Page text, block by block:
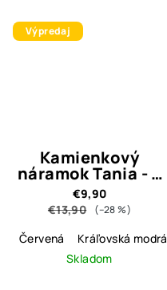
Výpredaj
Kamienkový
náramok Tania - 4
farebné varianty
€9,90
€13,90
(–28 %)
Červená
Kráľovská modrá
Skladom